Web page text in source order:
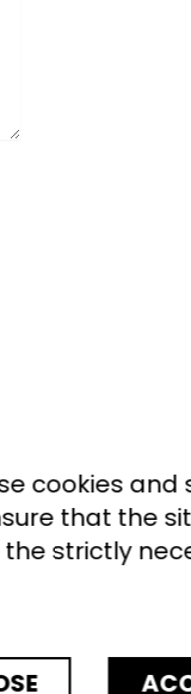
cookies and
that the
strictly